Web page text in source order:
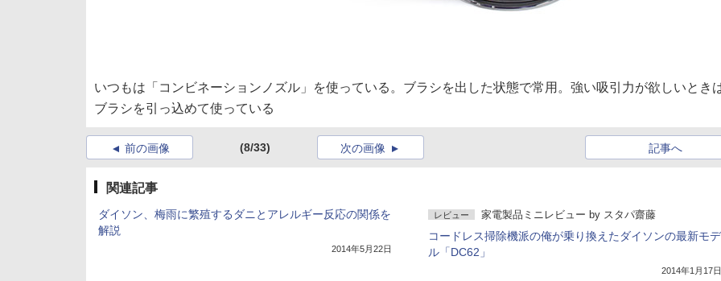
いつもは「コンビネーションノズル」を使っている。ブラシを出した状態で常用。強い吸引力が欲しいとき
ブラシを引っ込めて使っている
前の画像 (8/33) 記事へ
次の画像
関連記事
ダイソン、梅雨に繁殖するダニとアレルギー反応の関係を
解説
2014年5月22日
レビュー 家電製品ミニレビュー by スタパ齋藤
コードレス掃除機派の俺が乗り換えたダイソンの最新モデ
ル「DC62」
2014年1月17日